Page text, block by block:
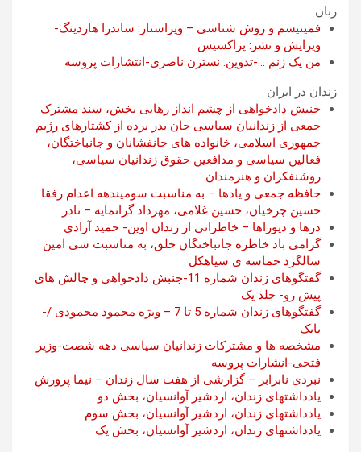
زنان
فمینیسم و روش شناسی – ویراستار: ساندرا هاردینگ-
ویرایش و نشر: پراکسیس
من یک زنم …-تدوین: نسترن ناصری-انتشارات پروسه
زندان در ایران
جنبش دادخواهی از چشم انداز رهایی بخش، سند مشترک
جمعی از زندانیان سیاسی جان بدر برده از کشتارهای رژیم
جمهوری اسلامی، خانواده های جانفشانان و جانباختگان،
فعالین سیاسی و مدافعین حقوق زندانیان سیاسی،
روشنفکران و هنرمندان
حافظه جمعی و یادها – به مناسبت سومیندهه اعدام رفقا
حسین چرخیان، حسین غلامی، مهرداد گرانمایه – نادر
درها و دیوراها – خاطراتی از زندان اوین- حمید آزادی
گرامی باد خاطره جانباختگان خلق، به مناسبت سی امین
سالگرد حماسه ی سیاهکل
گفتگوهای زندان شماره 11-جنبش دادخواهی و چالش های
پیش رو- جلد یک
گفتگوهای زندان شماره 5 تا 7 – ویژه محمود محمودی /-
بابک
مشخصه ها و مشترکات زندانیان سیاسی دهه شصت-وزیر
فتحی-انشارات پروسه
نبردی نابرابر – گزارشی از هفت سال زندان – نیما پرورش
یادداشتهای زندان، اردشیر آوانسیان، بخش دو
یادداشتهای زندان، اردشیر آوانسیان، بخش سوم
یادداشتهای زندان، اردشیر آوانسیان، بخش یک